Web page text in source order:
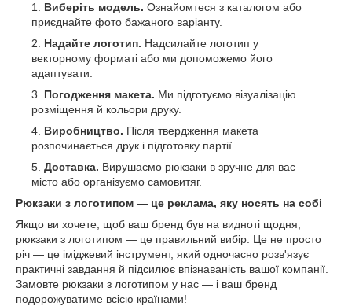
Виберіть модель. Ознайомтеся з каталогом або
приєднайте фото бажаного варіанту.
Надайте логотип. Надсилайте логотип у
векторному форматі або ми допоможемо його
адаптувати.
Погодження макета. Ми підготуємо візуалізацію
розміщення й кольори друку.
Виробництво. Після твердження макета
розпочинається друк і підготовку партії.
Доставка. Вирушаємо рюкзаки в зручне для вас
місто або організуємо самовитяг.
Рюкзаки з логотипом — це реклама, яку носять на собі
Якщо ви хочете, щоб ваш бренд був на видноті щодня,
рюкзаки з логотипом — це правильний вибір. Це не просто
річ — це іміджевий інструмент, який одночасно розв'язує
практичні завдання й підсилює впізнаваність вашої компанії.
Замовте рюкзаки з логотипом у нас — і ваш бренд
подорожуватиме всією країнами!